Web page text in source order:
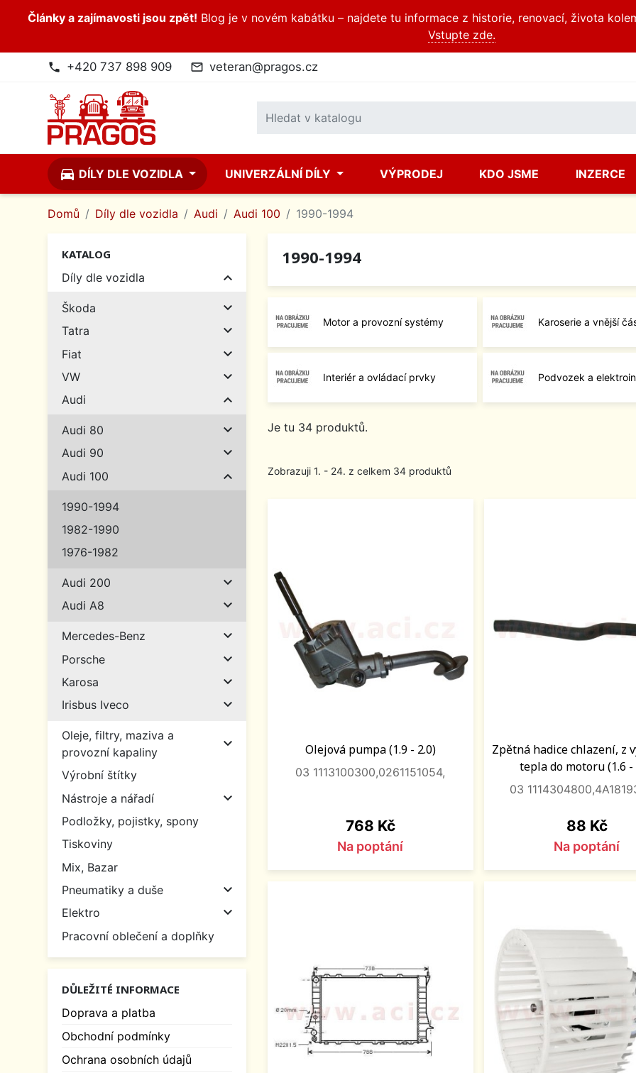
Články a zajímavosti jsou zpět! Blog je v novém kabátku – najdete tu informace z historie, renovací, života
Vstupte zde.
phone +420 737 898 909 mail_outline veteran@pragos.cz
directions_car DÍLY DLE VOZIDLA UNIVERZÁLNÍ DÍLY VÝPRODEJ KDO JSME INZERCE
Domů Díly dle vozidla Audi Audi 100 1990-1994
KATALOG
Díly dle vozidla

Škoda 
Tatra 
Fiat 
VW 
Audi 
Audi 80 
Audi 90 
Audi 100 
1990-1994
1982-1990
1976-1982
Audi 200 
Audi A8 
Mercedes-Benz 
Porsche 
Karosa 
Irisbus Iveco 
Oleje, filtry, maziva a
provozní kapaliny

Výrobní štítky
Nástroje a nářadí

Podložky, pojistky, spony
Tiskoviny
Mix, Bazar
Pneumatiky a duše

Elektro 
Pracovní oblečení a doplňky
DŮLEŽITÉ INFORMACE
Doprava a platba
Obchodní podmínky
Ochrana osobních údajů
1990-1994
Motor a provozní systémy Karoserie a vnější
Interiér a ovládací prvky Podvozek a
Je tu 34 produktů.
Zobrazuji 1. - 24. z celkem 34 produktů
Olejová pumpa (1.9 - 2.0)
03 1113100300,0261151054,
Cena
768 Kč
Na poptání
Zpětná hadice chlazení, z
tepla do motoru (1.6 -
03
Cena
88 Kč
Na poptání